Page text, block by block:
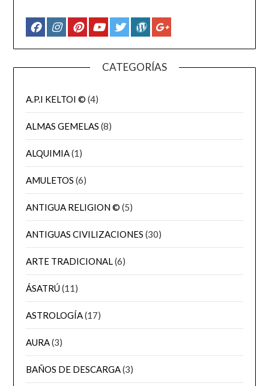
CATEGORÍAS
A.P.I KELTOI © (4)
ALMAS GEMELAS (8)
ALQUIMIA(1)
AMULETOS (6)
ANTIGUA RELIGION © (5)
ANTIGUAS CIVILIZACIONES (30)
ARTE TRADICIONAL(6)
ÁSATRÚ(11)
ASTROLOGÍA(17)
AURA(3)
BAÑOS DE DESCARGA(3)